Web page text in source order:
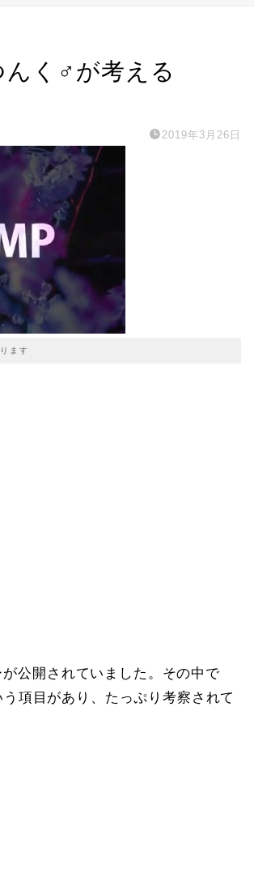
んく♂が考える
2019年3月26日
ます
公開されていました。その中で
項目があり、たっぷり考察されて